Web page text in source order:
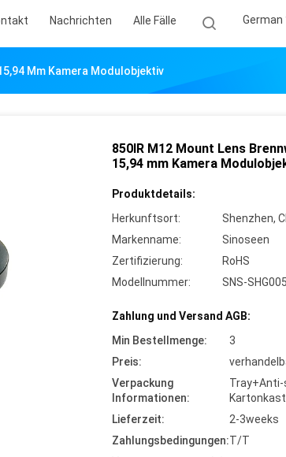
Nachrichten Alle Fälle German
Mm Kamera Modulobjektiv
850IR M12 Mount Lens
15,94 mm Kamera
Produktdetails:
Herkunftsort:
Shenzhen,
Markenname:
Sinoseen
Zertifizierung:
RoHS
Modellnummer:
SNS-SHG005
Zahlung und Versand AGB:
Min Bestellmenge:
3
Preis:
Verpackung
Informationen:
Lieferzeit:
2-3weeks
Zahlungsbedingungen:T/T